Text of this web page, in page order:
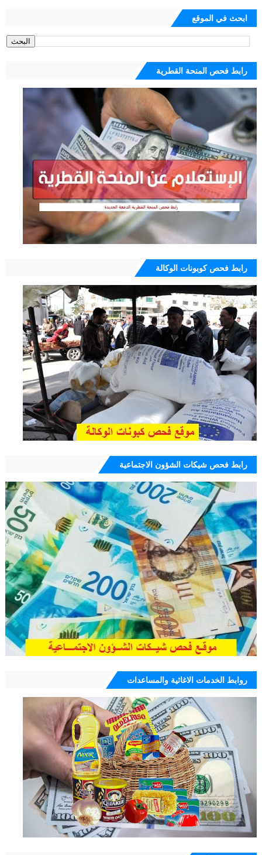
ابحث في الموقع
رابط فحص المنحة القطرية
رابط فحص كوبونات الوكالة
رابط فحص شيكات الشؤون الاجتماعية
روابط الخدمات الاغاثية والمساعدات